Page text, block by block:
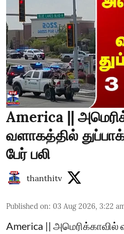
America ||
வளாகத்தில்
பேர் பலி
thanthitv
Published on: 03 Aug 2026, 3:22
America ||